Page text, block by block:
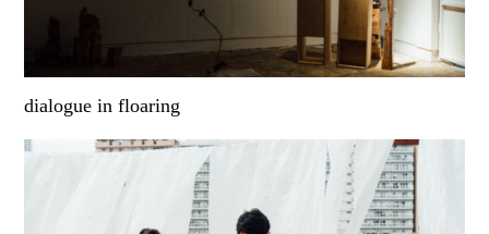
dialogue in floaring